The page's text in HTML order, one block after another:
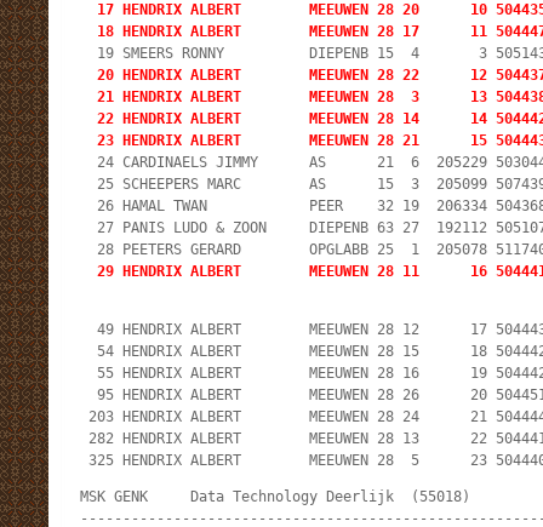
17 HENDRIX ALBERT        MEEUWEN 28 20
18 HENDRIX ALBERT        MEEUWEN 28 17      11
20 HENDRIX ALBERT        MEEUWEN 28 22
21 HENDRIX ALBERT        MEEUWEN 28  3
22 HENDRIX ALBERT        MEEUWEN 28 14
23 HENDRIX ALBERT        MEEUWEN 28 21      15
24 CARDINAELS JIMMY      AS      21  6
25 SCHEEPERS MARC        AS      15  3
26 HAMAL TWAN            PEER    32 19
27 PANIS LUDO & ZOON     DIEPENB 63 27
29 HENDRIX ALBERT        MEEUWEN 28 11      16
49 HENDRIX ALBERT        MEEUWEN 28 12
54 HENDRIX ALBERT        MEEUWEN 28 15
55 HENDRIX ALBERT        MEEUWEN 28 16
95 HENDRIX ALBERT        MEEUWEN 28 26
203 HENDRIX ALBERT        MEEUWEN 28 24
282 HENDRIX ALBERT        MEEUWEN 28 13
325 HENDRIX ALBERT        MEEUWEN 28  5      23
MSK GENK     Data